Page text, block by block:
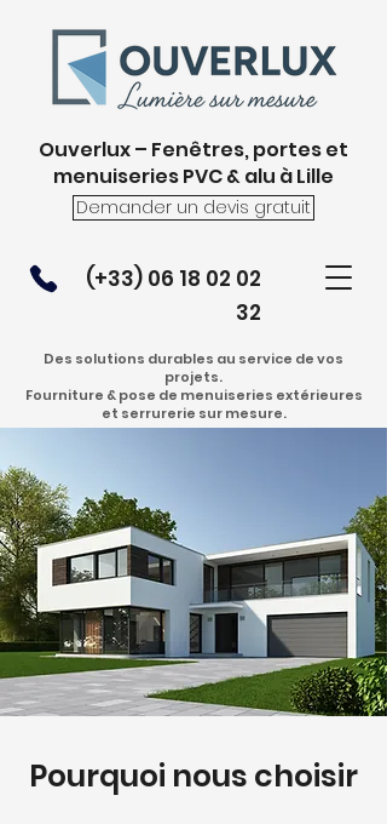
Ouverlux – Fenêtres, portes et
menuiseries PVC & alu à Lille
Demander un devis gratuit
(+33) 06 18 02 02
32
Des solutions durables au service de vos
projets.
Fourniture & pose de menuiseries extérieures
et serrurerie sur mesure.
Pourquoi nous choisir